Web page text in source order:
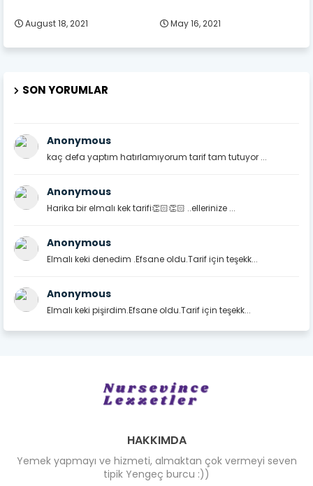
August 18, 2021 May 16, 2021
SON YORUMLAR
Anonymous
kaç defa yaptım hatırlamıyorum tarif tam tutuyor ...
Anonymous
Harika bir elmalı kek tarifi👏🏻👏🏻 ..ellerinize ...
Anonymous
Elmalı keki denedim .Efsane oldu.Tarif için teşekk...
Anonymous
Elmalı keki pişirdim.Efsane oldu.Tarif için teşekk...
HAKKIMDA
Yemek yapmayı ve hizmeti, almaktan çok vermeyi seven
tipik Yengeç burcu :))